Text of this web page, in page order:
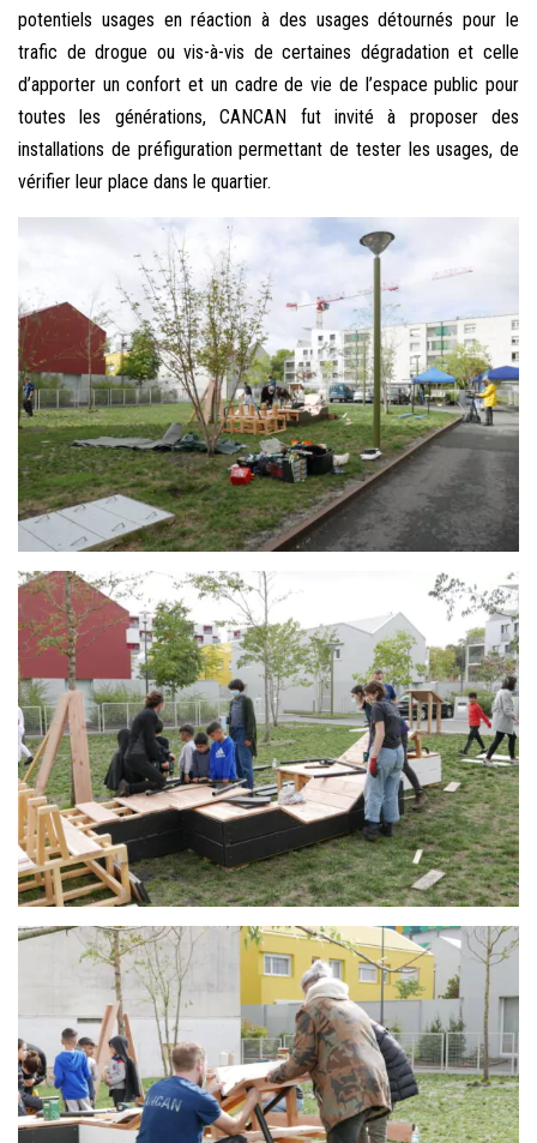
potentiels usages en réaction à des usages détournés pour le
trafic de drogue ou vis-à-vis de certaines dégradation et celle
d’apporter un confort et un cadre de vie de l’espace public pour
toutes les générations, CANCAN fut invité à proposer des
installations de préfiguration permettant de tester les usages, de
vérifier leur place dans le quartier.